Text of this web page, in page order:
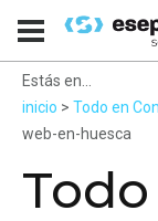
Estás en...
inicio > Todo en
web-en-huesca